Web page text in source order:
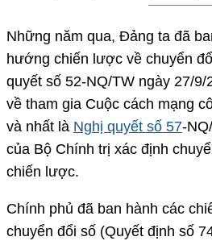
Những năm qua, Đảng ta đã
hướng chiến lược về chuyển
quyết số 52-NQ/TW ngày 27/
về tham gia Cuộc cách mạng
và nhất là Nghị quyết số 57-
của Bộ Chính trị xác định
chiến lược.
Chính phủ đã ban hành các
chuyển đổi số (Quyết định số